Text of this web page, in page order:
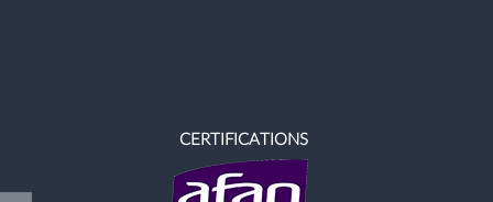
CERTIFICATIONS